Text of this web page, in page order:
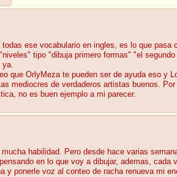
ese vocabulario en ingles, es lo que pasa
tipo "dibuja primero formas" "el
ya.
que OrlyMeza te pueden ser de ayuda eso y
mediocres de verdaderos artistas buenos.
no es buen ejemplo a mi parecer.
habilidad. Pero desde hace varias
en lo que voy a dibujar, ademas,
y ponerle voz al conteo de racha renueva mi